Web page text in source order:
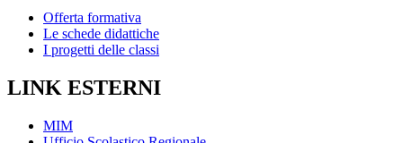
Offerta formativa
Le schede didattiche
I progetti delle classi
LINK ESTERNI
MIM